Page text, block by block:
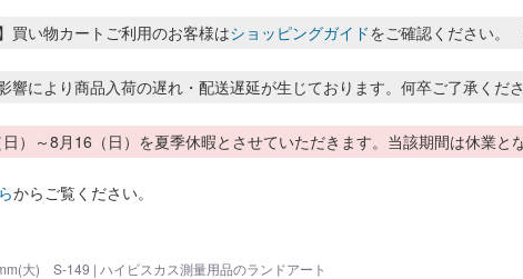
買い物カートご利用のお客様はショッピングガイドをご確認ください。
響により商品入荷の遅れ・配送遅延が生じております。何卒ご了承くだ
）～8月16（日）を夏季休暇とさせていただきます。当該期間は休業
からご覧ください。
大) S-149 | ハイビスカス測量用品のランドアート